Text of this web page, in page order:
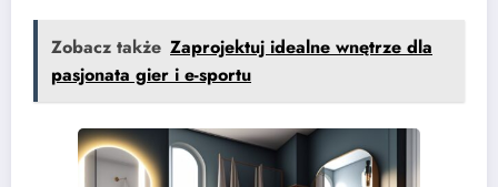
Zobacz także Zaprojektuj idealne wnętrze dla
pasjonata gier i e-sportu